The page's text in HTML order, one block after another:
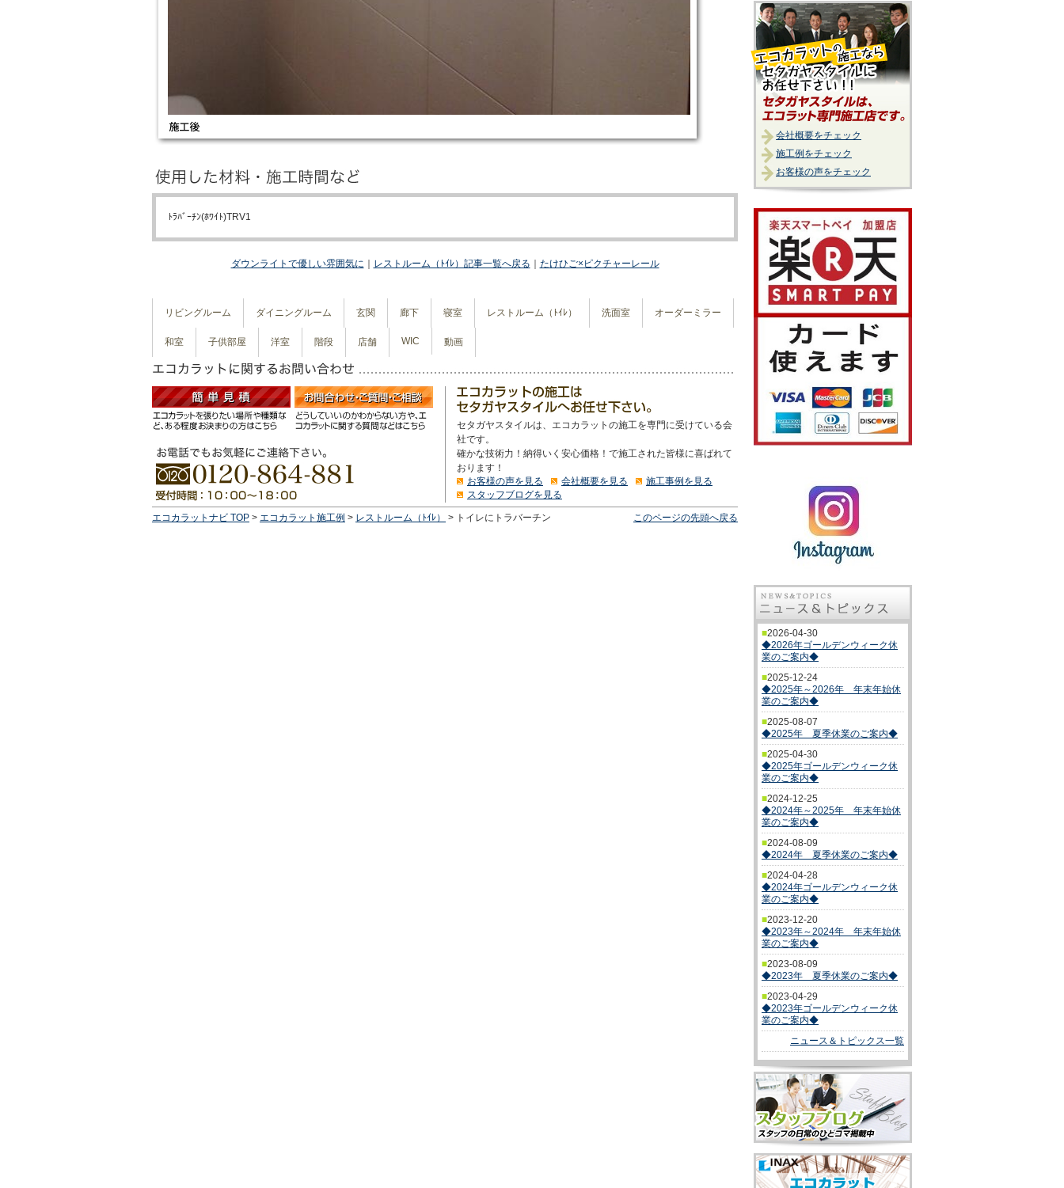
ﾄﾗﾊﾞｰﾁﾝ(ﾎﾜｲﾄ)TRV1
ダウンライトで優しい雰囲気に レストルーム（ﾄｲﾚ）記事一覧へ戻る たけひご×ピクチャーレール
リビングルーム ダイニングルーム 玄関 廊下 寝室 レストルーム（ﾄｲﾚ） 洗面室 オーダーミラー
和室 子供部屋 洋室 階段 店舗 WIC 動画
セタガヤスタイルは、エコカラットの施工を専門に受けている会
社です。
確かな技術力！納得いく安心価格！で施工された皆様に喜ばれて
おります！
お客様の声を見る
会社概要を見る
施工事例を見る
スタッフブログを見る
エコカラットナビ TOP > エコカラット施工例 > レストルーム（ﾄｲﾚ） > トイレにトラバーチン このページの先頭へ戻る
会社概要をチェック
施工例をチェック
お客様の声をチェック
■2026-04-30
◆2026年ゴールデンウィーク休
業のご案内◆
■2025-12-24
◆2025年～2026年 年末年始休
業のご案内◆
■2025-08-07
◆2025年 夏季休業のご案内◆
■2025-04-30
◆2025年ゴールデンウィーク休
業のご案内◆
■2024-12-25
◆2024年～2025年 年末年始休
業のご案内◆
■2024-08-09
◆2024年 夏季休業のご案内◆
■2024-04-28
◆2024年ゴールデンウィーク休
業のご案内◆
■2023-12-20
◆2023年～2024年 年末年始休
業のご案内◆
■2023-08-09
◆2023年 夏季休業のご案内◆
■2023-04-29
◆2023年ゴールデンウィーク休
業のご案内◆
ニュース＆トピックス一覧